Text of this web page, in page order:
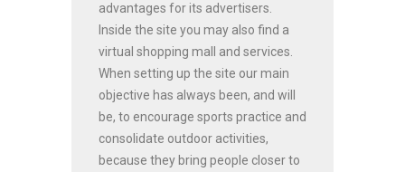
advantages for its advertisers.
Inside the site you may also find a
virtual shopping mall and services.
When setting up the site our main
objective has always been, and will
be, to encourage sports practice and
consolidate outdoor activities,
because they bring people closer to